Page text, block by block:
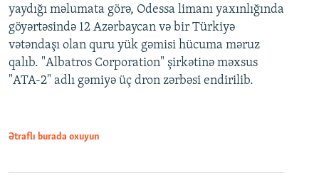
yaydığı məlumata görə, Odessa limanı yaxınlığında
göyərtəsində 12 Azərbaycan və bir Türkiyə
vətəndaşı olan quru yük gəmisi hücuma məruz
qalıb. "Albatros Corporation" şirkətinə məxsus
"ATA-2" adlı gəmiyə üç dron zərbəsi endirilib.
Ətraflı burada oxuyun